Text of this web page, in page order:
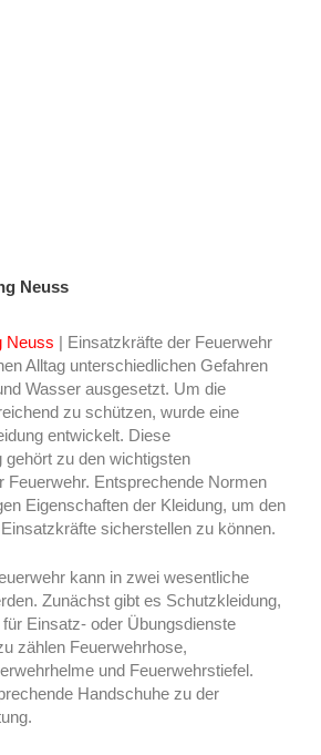
Neuss
Neuss | Einsatzkräfte der Feuerwehr
Alltag unterschiedlichen Gefahren
Wasser ausgesetzt. Um die
zu schützen, wurde eine
entwickelt. Diese
gehört zu den wichtigsten
Feuerwehr. Entsprechende Normen
Eigenschaften der Kleidung, um den
sicherstellen zu können.
kann in zwei wesentliche
Zunächst gibt es Schutzkleidung,
Einsatz- oder Übungsdienste
zählen Feuerwehrhose,
und Feuerwehrstiefel.
Handschuhe zu der